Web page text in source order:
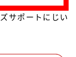
サポートにじい